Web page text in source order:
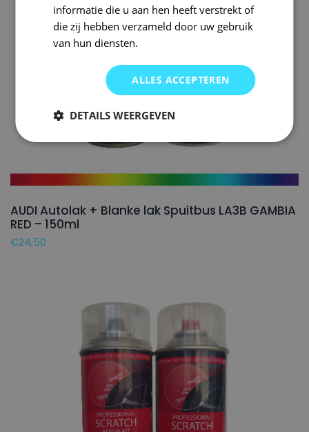
AUDI Autolak + Blanke lak Spuitbus LA3B GAMBIA
RED – 150ml
€24,50
informatie die u aan hen heeft verstrekt of
die zij hebben verzameld door uw gebruik
van hun diensten.
ALLES ACCEPTEREN
DETAILS WEERGEVEN